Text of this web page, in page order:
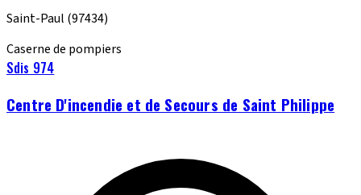
Saint-Paul (97434)
Caserne de pompiers
Sdis 974
Centre D'incendie et de Secours de Saint Philippe